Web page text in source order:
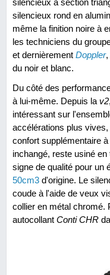
silencieux à section
silencieux rond en
même la finition noire à
les techniciens du
et dernièrement Doppler,
du noir et blanc.
Du côté des
à lui-même. Depuis la v2
intéressant sur
accélérations plus
confort supplémentaire
inchangé, reste usiné
signe de qualité pour un
50cm3 d'origine. Le
coude à l'aide de veux
collier en métal chromé.
autocollant Conti CHR